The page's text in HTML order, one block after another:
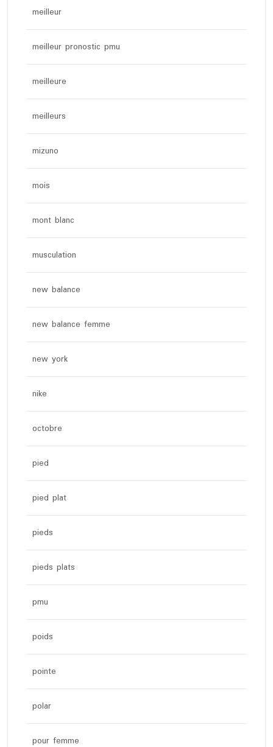
meilleur
meilleur pronostic pmu
meilleure
meilleurs
mizuno
mois
mont blanc
musculation
new balance
new balance femme
new york
nike
octobre
pied
pied plat
pieds
pieds plats
pmu
poids
pointe
polar
pour femme